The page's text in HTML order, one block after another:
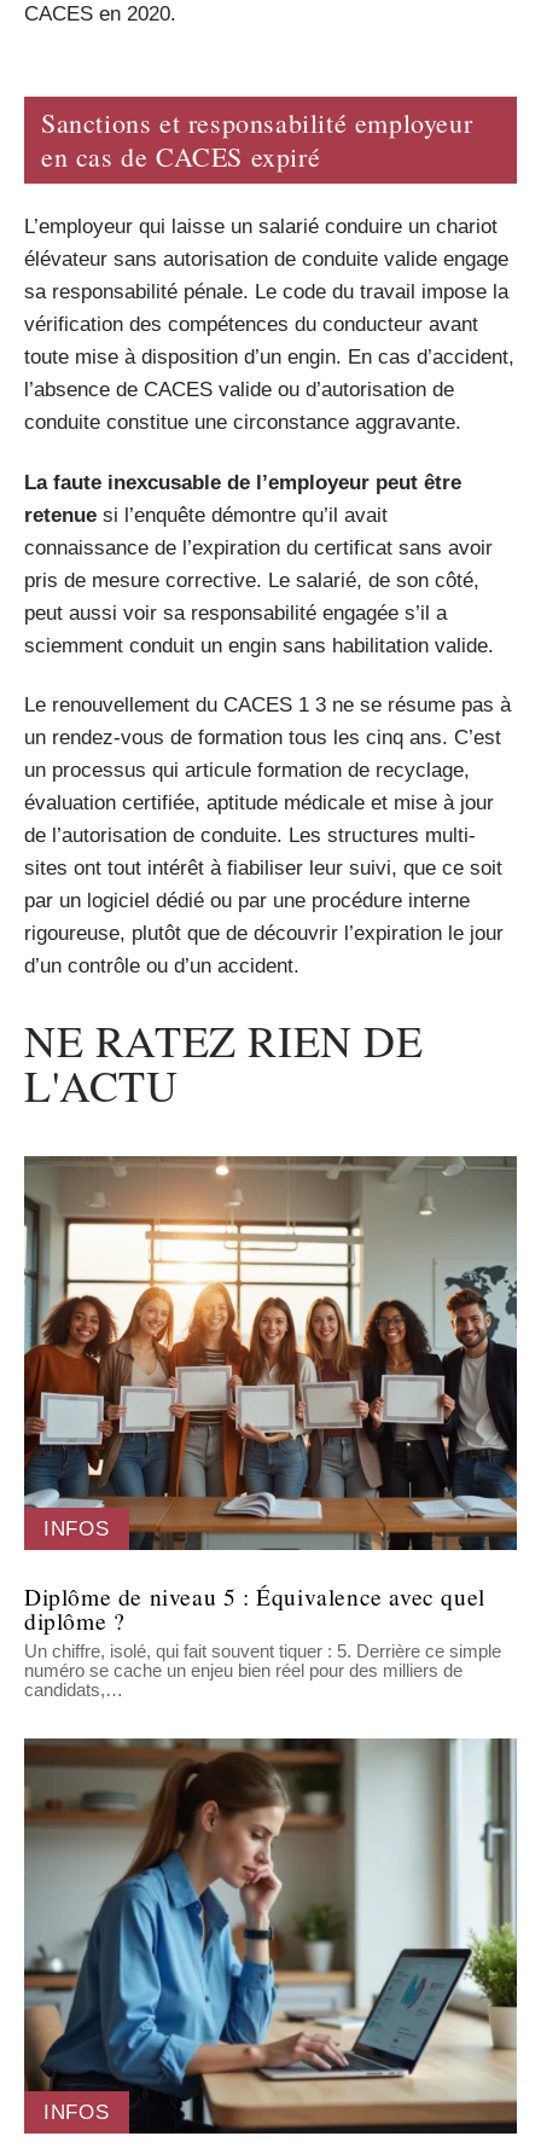
CACES en 2020.
Sanctions et responsabilité employeur
en cas de CACES expiré
L’employeur qui laisse un salarié conduire un chariot
élévateur sans autorisation de conduite valide engage
sa responsabilité pénale. Le code du travail impose la
vérification des compétences du conducteur avant
toute mise à disposition d’un engin. En cas d’accident,
l’absence de CACES valide ou d’autorisation de
conduite constitue une circonstance aggravante.
La faute inexcusable de l’employeur peut être
retenue si l’enquête démontre qu’il avait
connaissance de l’expiration du certificat sans avoir
pris de mesure corrective. Le salarié, de son côté,
peut aussi voir sa responsabilité engagée s’il a
sciemment conduit un engin sans habilitation valide.
Le renouvellement du CACES 1 3 ne se résume pas à
un rendez-vous de formation tous les cinq ans. C’est
un processus qui articule formation de recyclage,
évaluation certifiée, aptitude médicale et mise à jour
de l’autorisation de conduite. Les structures multi-
sites ont tout intérêt à fiabiliser leur suivi, que ce soit
par un logiciel dédié ou par une procédure interne
rigoureuse, plutôt que de découvrir l’expiration le jour
d’un contrôle ou d’un accident.
NE RATEZ RIEN DE
L'ACTU
INFOS
Diplôme de niveau 5 : Équivalence avec quel
diplôme ?
Un chiffre, isolé, qui fait souvent tiquer : 5. Derrière ce simple
numéro se cache un enjeu bien réel pour des milliers de
candidats,…
INFOS